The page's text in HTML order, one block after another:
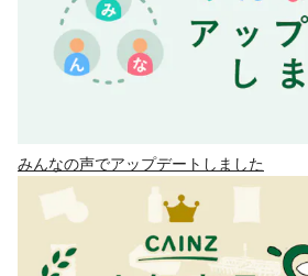
みんなの声でアップデートしました